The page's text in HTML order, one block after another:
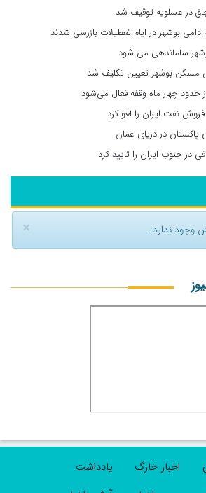
در عسلویه توقیف شد
دامی بوشهر در ایام تعطیلات بازرسی شدند
ساماندهی می‌ شود
مسکن بوشهر تعیین تکلیف شد
حدود چهار ماه وقفه فعال می‌شود
نفت ایران را لغو کرد
پاکستان در دریای عمان
در جنوب ایران را تایید کرد
× وجود ندارد.
اخبار خارگ
یادداشت